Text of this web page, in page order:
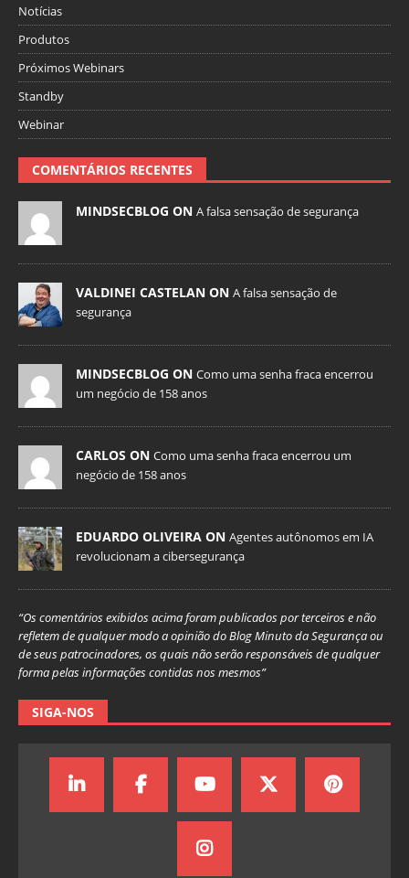
Notícias
Produtos
Próximos Webinars
Standby
Webinar
COMENTÁRIOS RECENTES
MINDSECBLOG ON A falsa sensação de segurança
VALDINEI CASTELAN ON A falsa sensação de
segurança
MINDSECBLOG ON Como uma senha fraca encerrou
um negócio de 158 anos
CARLOS ON Como uma senha fraca encerrou um
negócio de 158 anos
EDUARDO OLIVEIRA ON Agentes autônomos em IA
revolucionam a cibersegurança
“Os comentários exibidos acima foram publicados por terceiros e não
refletem de qualquer modo a opinião do Blog Minuto da Segurança ou
de seus patrocinadores, os quais não serão responsáveis de qualquer
forma pelas informações contidas nos mesmos”
SIGA-NOS